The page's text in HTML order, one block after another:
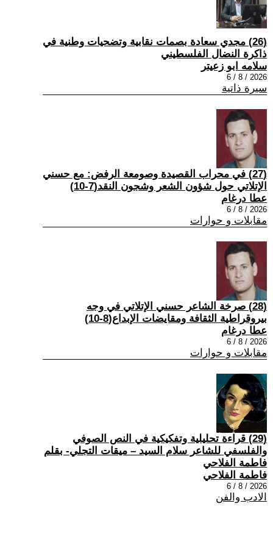
(26) مجدي سعادة بصمات نقابية وتضحيات وطنية في
ذاكرة النضال الفلسطيني
سلامه ابو زعيتر
2026 / 8 / 6
سيرة ذاتية
(27) في محراب القصيدة وصومعة الرفض: مع حسني
الإتلاتي حول شؤون الشعر وشجون النقد(7-10)
عطا درغام
2026 / 8 / 6
مقابلات و حوارات
(28) صرخة الشاعر حسني الإتلاتي في وجه
بيروقراطية الثقافة ومقايضات الإبداع(8-10)
عطا درغام
2026 / 8 / 6
مقابلات و حوارات
(29) قراءة تحليلية وتفكيكية في النص الصوفي
والفلسفي للشاعر سلام السيد – ميقات التجلي- بقلم
فاطمة الفلاحي
فاطمة الفلاحي
2026 / 8 / 6
الادب والفن